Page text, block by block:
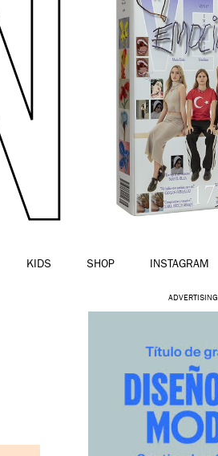
KIDS SHOP INSTAGRAM
ADVERTISING